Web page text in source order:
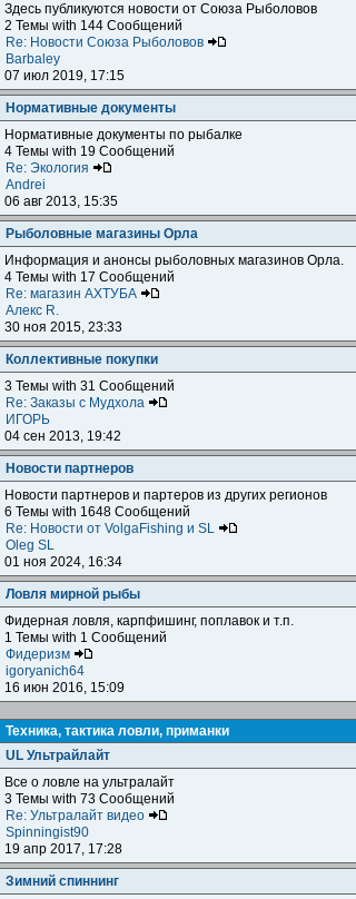
Здесь публикуются новости от Союза Рыболовов
2 Темы with 144 Сообщений
Re: Новости Союза Рыболовов
Barbaley
07 июл 2019, 17:15
Нормативные документы
Нормативные документы по рыбалке
4 Темы with 19 Сообщений
Re: Экология
Andrei
06 авг 2013, 15:35
Рыболовные магазины Орла
Информация и анонсы рыболовных магазинов Орла.
4 Темы with 17 Сообщений
Re: магазин АХТУБА
Алекс R.
30 ноя 2015, 23:33
Коллективные покупки
3 Темы with 31 Сообщений
Re: Заказы с Мудхола
ИГОРЬ
04 сен 2013, 19:42
Новости партнеров
Новости партнеров и партеров из других регионов
6 Темы with 1648 Сообщений
Re: Новости от VolgaFishing и SL
Oleg SL
01 ноя 2024, 16:34
Ловля мирной рыбы
Фидерная ловля, карпфишинг, поплавок и т.п.
1 Темы with 1 Сообщений
Фидеризм
igoryanich64
16 июн 2016, 15:09
Техника, тактика ловли, приманки
UL Ультрайлайт
Все о ловле на ультралайт
3 Темы with 73 Сообщений
Re: Ультралайт видео
Spinningist90
19 апр 2017, 17:28
Зимний спиннинг